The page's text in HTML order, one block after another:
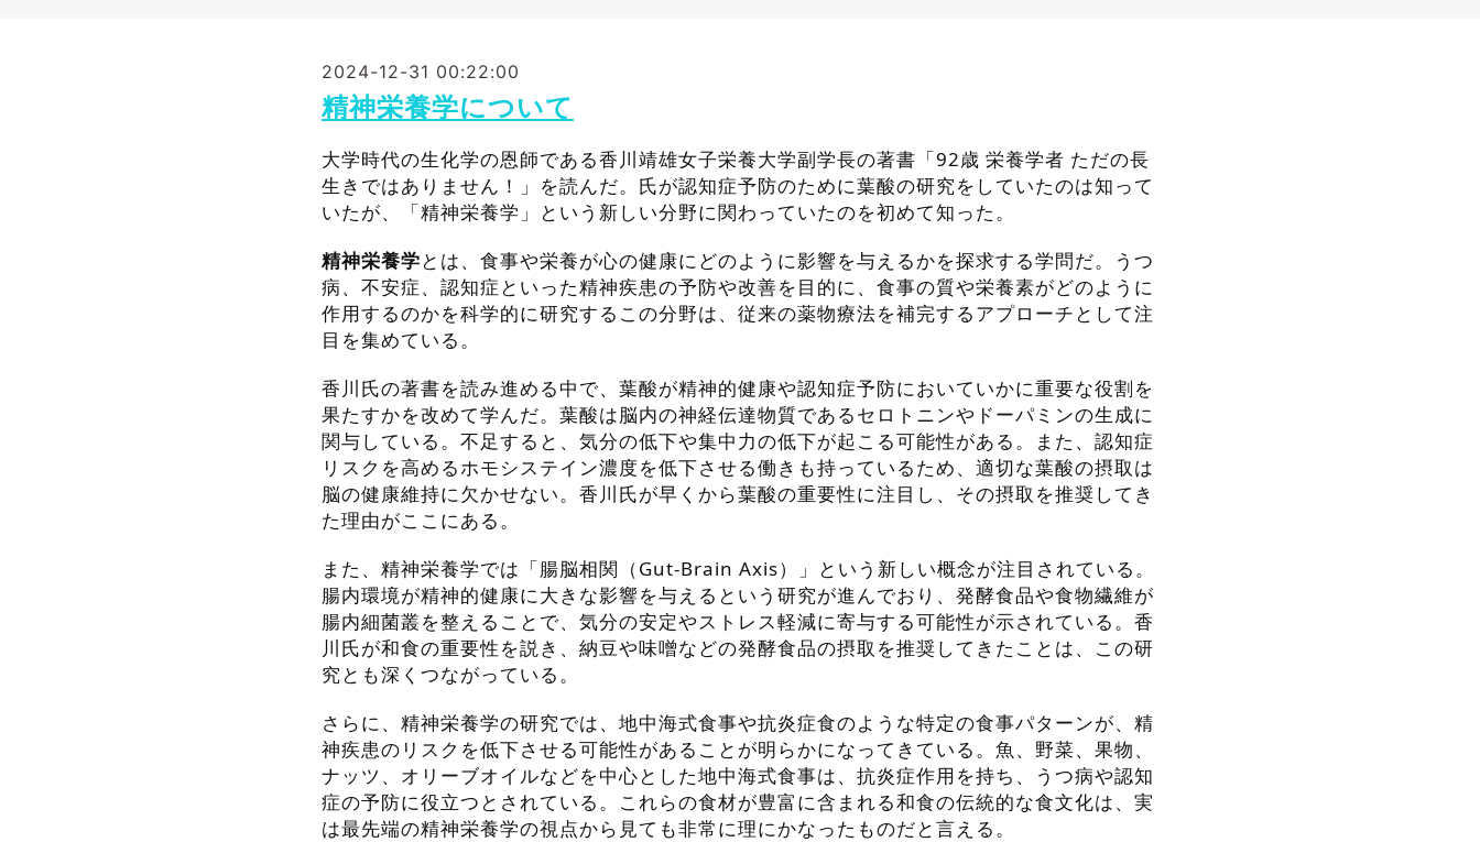
2024-12-31 00:22:00
精神栄養学について
大学時代の生化学の恩師である香川靖雄女子栄養大学副学長の著書「92歳 栄養学者 ただの長
生きではありません！」を読んだ。氏が認知症予防のために葉酸の研究をしていたのは知って
いたが、「精神栄養学」という新しい分野に関わっていたのを初めて知った。
精神栄養学とは、食事や栄養が心の健康にどのように影響を与えるかを探求する学問だ。うつ
病、不安症、認知症といった精神疾患の予防や改善を目的に、食事の質や栄養素がどのように
作用するのかを科学的に研究するこの分野は、従来の薬物療法を補完するアプローチとして注
目を集めている。
香川氏の著書を読み進める中で、葉酸が精神的健康や認知症予防においていかに重要な役割を
果たすかを改めて学んだ。葉酸は脳内の神経伝達物質であるセロトニンやドーパミンの生成に
関与している。不足すると、気分の低下や集中力の低下が起こる可能性がある。また、認知症
リスクを高めるホモシステイン濃度を低下させる働きも持っているため、適切な葉酸の摂取は
脳の健康維持に欠かせない。香川氏が早くから葉酸の重要性に注目し、その摂取を推奨してき
た理由がここにある。
また、精神栄養学では「腸脳相関（Gut-Brain Axis）」という新しい概念が注目されている。
腸内環境が精神的健康に大きな影響を与えるという研究が進んでおり、発酵食品や食物繊維が
腸内細菌叢を整えることで、気分の安定やストレス軽減に寄与する可能性が示されている。香
川氏が和食の重要性を説き、納豆や味噌などの発酵食品の摂取を推奨してきたことは、この研
究とも深くつながっている。
さらに、精神栄養学の研究では、地中海式食事や抗炎症食のような特定の食事パターンが、精
神疾患のリスクを低下させる可能性があることが明らかになってきている。魚、野菜、果物、
ナッツ、オリーブオイルなどを中心とした地中海式食事は、抗炎症作用を持ち、うつ病や認知
症の予防に役立つとされている。これらの食材が豊富に含まれる和食の伝統的な食文化は、実
は最先端の精神栄養学の視点から見ても非常に理にかなったものだと言える。